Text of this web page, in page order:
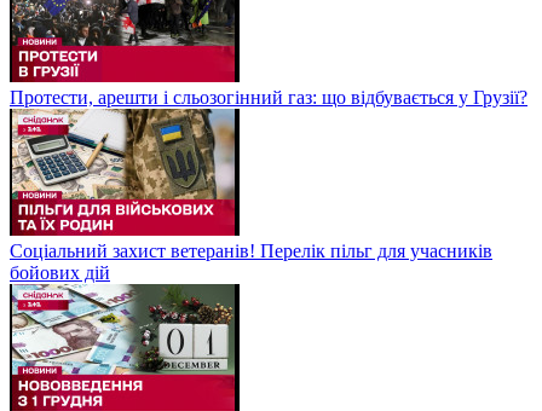
Протести, арешти і сльозогінний газ: що відбувається у Грузії?
Соціальний захист ветеранів! Перелік пільг для учасників
бойових дій